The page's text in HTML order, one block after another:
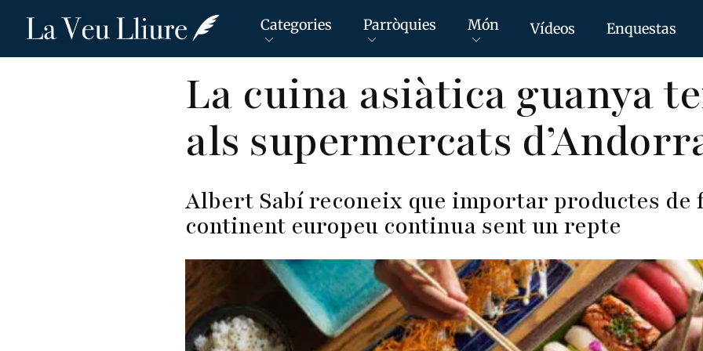
Vés
Categories Parròquies Món Vídeos Enquestas
La cuina asiàtica guanya
als supermercats
Albert Sabí reconeix que importar productes de
continent europeu continua sent un repte